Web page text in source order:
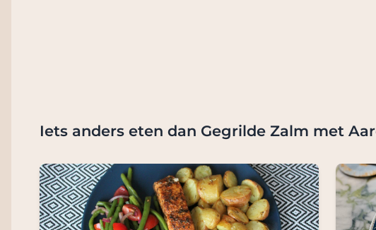
Iets anders eten dan Gegrilde Zalm met